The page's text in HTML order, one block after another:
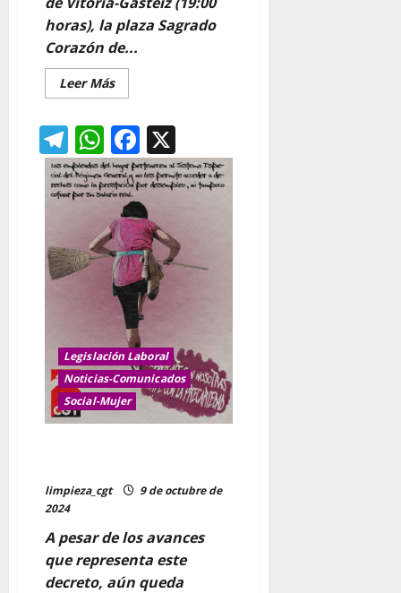
horas), la plaza Sagrado
Corazón de...
Leer MásLeer
más
A25-
25N
DIA
INTERNACIONAL
CONTRA
LAS
VIOLENCIAS
MACHISTAS
Telegram
WhatsApp
Facebook
Legislación Laboral
Noticias-Comunicados
Social-Mujer
limpieza_cgt
9 de octubre de
2024
A pesar de los avances
que representa este
decreto, aún queda